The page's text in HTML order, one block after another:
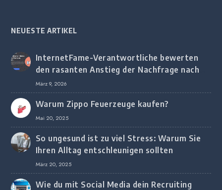
NEUESTE ARTIKEL
InternetFame-Verantwortliche bewerten
den rasanten Anstieg der Nachfrage nach
digitalem Marketing bei deutschen
Unternehmen
März 9, 2026
Warum Zippo Feuerzeuge kaufen?
Mai 20, 2025
So ungesund ist zu viel Stress: Warum Sie
Ihren Alltag entschleunigen sollten
März 20, 2025
Wie du mit Social Media dein Recruiting